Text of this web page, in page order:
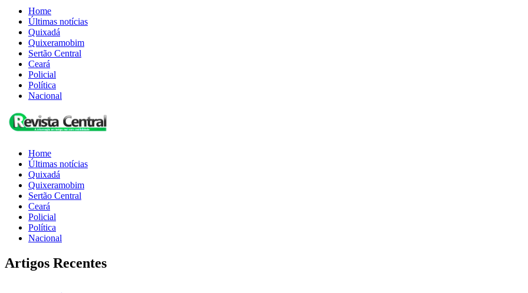
Home
Últimas notícias
Quixadá
Quixeramobim
Sertão Central
Ceará
Policial
Política
Nacional
Home
Últimas notícias
Quixadá
Quixeramobim
Sertão Central
Ceará
Policial
Política
Nacional
Artigos Recentes